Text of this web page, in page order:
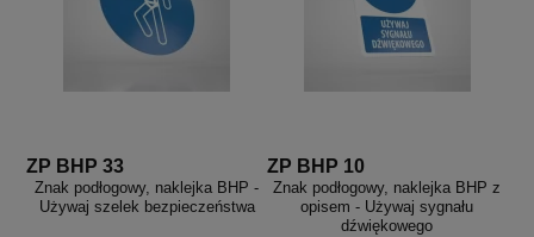
ZP BHP 33
Znak podłogowy, naklejka BHP -
Używaj szelek bezpieczeństwa
ZP BHP 10
Znak podłogowy, naklejka BHP z
opisem - Używaj sygnału
dźwiękowego